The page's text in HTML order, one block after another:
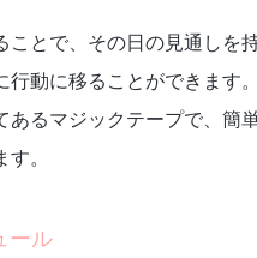
ことで、その日の見通しを
動に移ることができます。
あるマジックテープで、簡
。
ール